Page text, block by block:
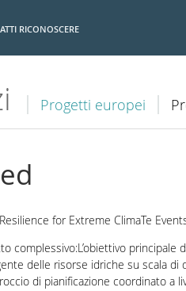
RICONOSCERE
Progetti europei
for Extreme ClimaTe
complessivo:L’obiettivo principale
delle risorse idriche su scala
di pianificazione coordinato a